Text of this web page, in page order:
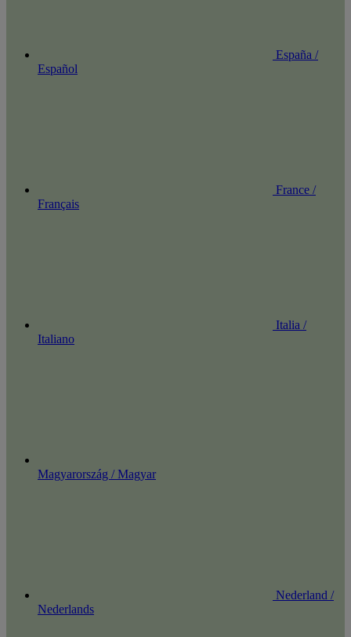
España /
Español
France /
Français
Italia /
Italiano
Magyarország / Magyar
Nederland /
Nederlands